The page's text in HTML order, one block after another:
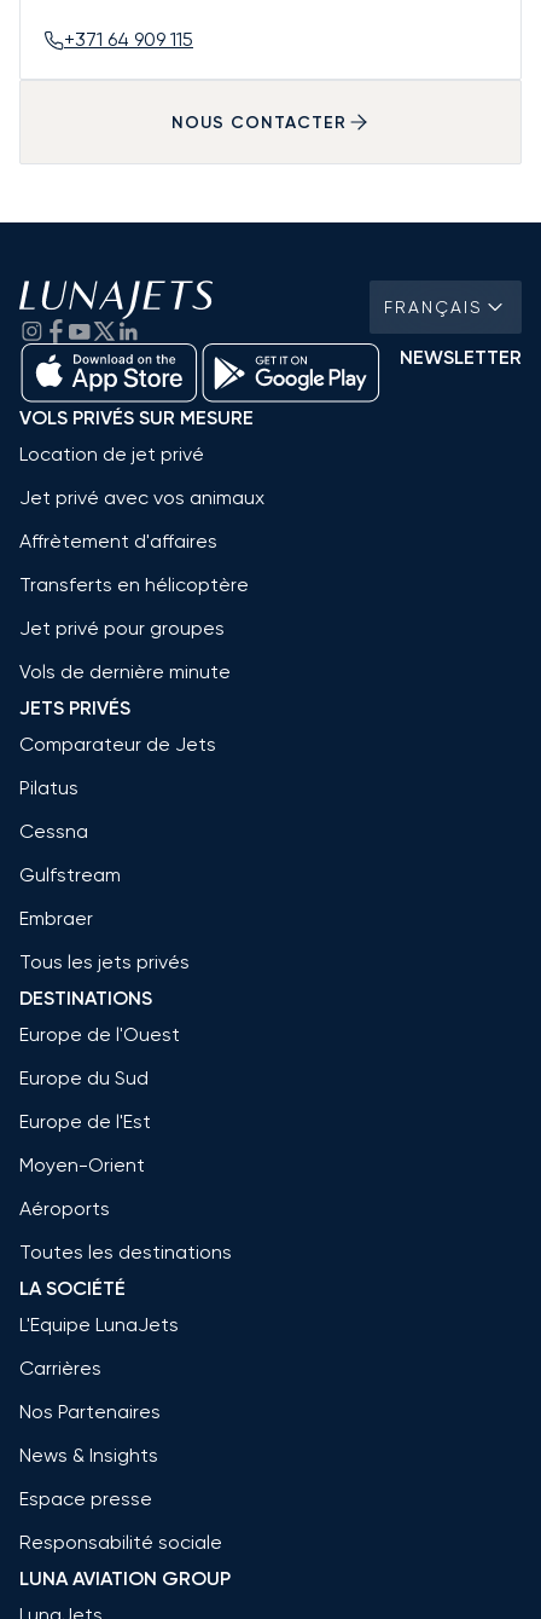
+371 64 909 115
NOUS CONTACTER
FRANÇAIS
NEWSLETTER
VOLS PRIVÉS SUR MESURE
Location de jet privé
Jet privé avec vos animaux
Affrètement d'affaires
Transferts en hélicoptère
Jet privé pour groupes
Vols de dernière minute
JETS PRIVÉS
Comparateur de Jets
Pilatus
Cessna
Gulfstream
Embraer
Tous les jets privés
DESTINATIONS
Europe de l'Ouest
Europe du Sud
Europe de l'Est
Moyen-Orient
Aéroports
Toutes les destinations
LA SOCIÉTÉ
L'Equipe LunaJets
Carrières
Nos Partenaires
News & Insights
Espace presse
Responsabilité sociale
LUNA AVIATION GROUP